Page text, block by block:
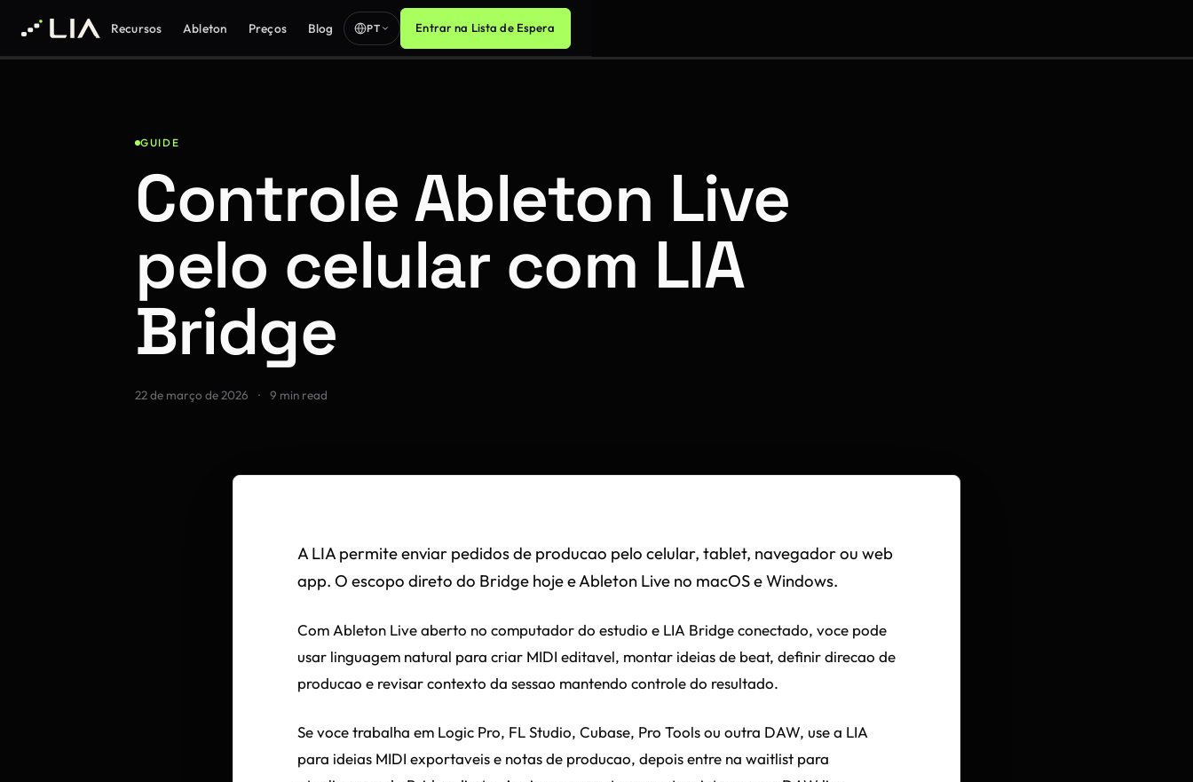
Recursos Ableton Preços Blog PT Entrar na Lista de Espera
GUIDE
Controle Ableton Live
pelo celular com LIA
Bridge
22 de março de 2026 · 9 min read
A LIA permite enviar pedidos de producao pelo celular, tablet, navegador ou web
app. O escopo direto do Bridge hoje e Ableton Live no macOS e Windows.
Com Ableton Live aberto no computador do estudio e LIA Bridge conectado, voce pode
usar linguagem natural para criar MIDI editavel, montar ideias de beat, definir direcao de
producao e revisar contexto da sessao mantendo controle do resultado.
Se voce trabalha em Logic Pro, FL Studio, Cubase, Pro Tools ou outra DAW, use a LIA
para ideias MIDI exportaveis e notas de producao, depois entre na waitlist para